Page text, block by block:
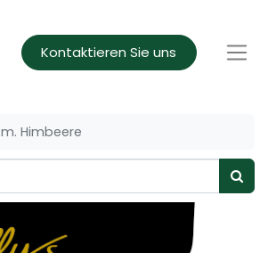
Kontaktieren Sie uns
m. Himbeere